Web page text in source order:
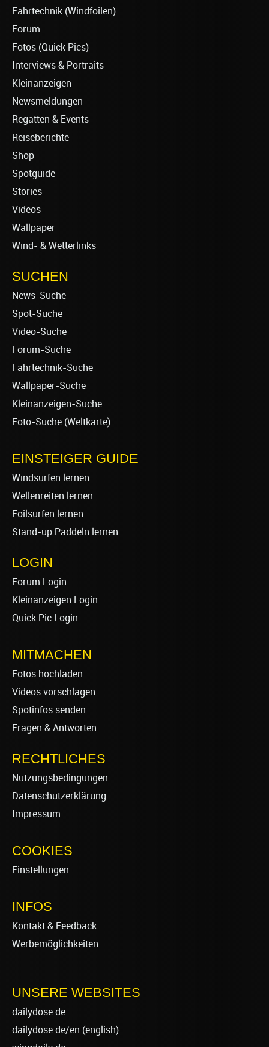
Fahrtechnik (Windfoilen)
Forum
Fotos (Quick Pics)
Interviews & Portraits
Kleinanzeigen
Newsmeldungen
Regatten & Events
Reiseberichte
Shop
Spotguide
Stories
Videos
Wallpaper
Wind- & Wetterlinks
SUCHEN
News-Suche
Spot-Suche
Video-Suche
Forum-Suche
Fahrtechnik-Suche
Wallpaper-Suche
Kleinanzeigen-Suche
Foto-Suche (Weltkarte)
EINSTEIGER GUIDE
Windsurfen lernen
Wellenreiten lernen
Foilsurfen lernen
Stand-up Paddeln lernen
LOGIN
Forum Login
Kleinanzeigen Login
Quick Pic Login
MITMACHEN
Fotos hochladen
Videos vorschlagen
Spotinfos senden
Fragen & Antworten
RECHTLICHES
Nutzungsbedingungen
Datenschutzerklärung
Impressum
COOKIES
Einstellungen
INFOS
Kontakt & Feedback
Werbemöglichkeiten
UNSERE WEBSITES
dailydose.de
dailydose.de/en (english)